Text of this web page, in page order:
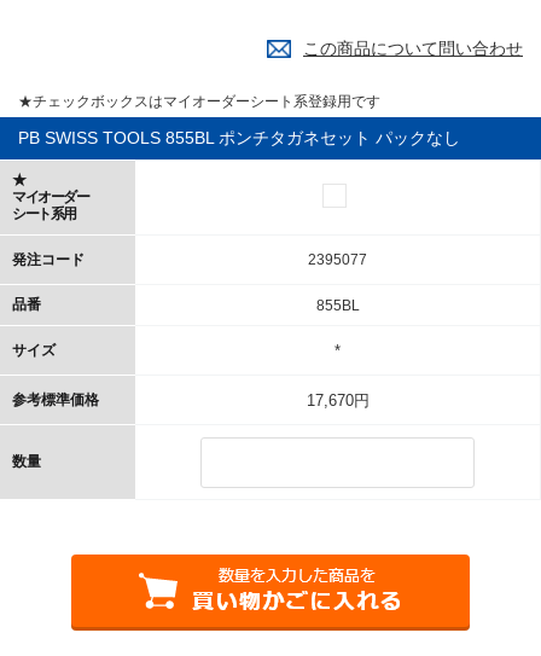
この商品について問い合わせ
★チェックボックスはマイオーダーシート系登録用です
PB SWISS TOOLS 855BL ポンチタガネセット パックなし
★
マイオーダー
シート系用
発注コード
品番
サイズ
参考標準価格
数量
2395077
855BL
*
17,670円